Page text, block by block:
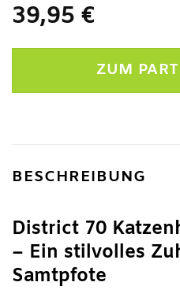
39,95 €
ZUM
BESCHREIBUNG
District 70
– Ein stilvolles
Samtpfote